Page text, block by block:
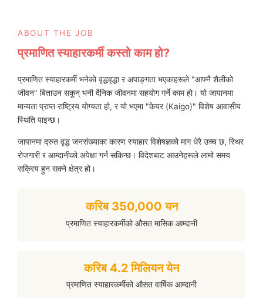
ABOUT THE JOB
प्रमाणित स्याहारकर्मी कस्तो काम हो?
प्रमाणित स्याहारकर्मी भनेको वृद्धवृद्धा र अपाङ्गता भएकाहरूले "आफ्नै शैलीको
जीवन" बिताउन सकून् भनी दैनिक जीवनमा सहयोग गर्ने काम हो। यो जापानमा
मान्यता प्राप्त राष्ट्रिय योग्यता हो, र यो भएमा "केयर (Kaigo)" विशेष आवासीय
स्थिति पाइन्छ।
जापानमा द्रुत वृद्ध जनसंख्याका कारण स्याहार विशेषज्ञको माग धेरै उच्च छ, स्थिर
रोजगारी र आम्दानीको अपेक्षा गर्न सकिन्छ। विदेशबाट आउनेहरूले लामो समय
सक्रिय हुन सक्ने क्षेत्र हो।
करिब 350,000 यन
प्रमाणित स्याहारकर्मीको औसत मासिक आम्दानी
करिब 4.2 मिलियन येन
प्रमाणित स्याहारकर्मीको औसत वार्षिक आम्दानी